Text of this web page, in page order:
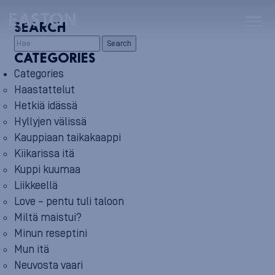
SEARCH
Search
CATEGORIES
Categories
Haastattelut
Hetkiä idässä
Hyllyjen välissä
Kauppiaan taikakaappi
Kiikarissa itä
Kuppi kuumaa
Liikkeellä
Love – pentu tuli taloon
Miltä maistui?
Minun reseptini
Mun itä
Neuvosta vaari